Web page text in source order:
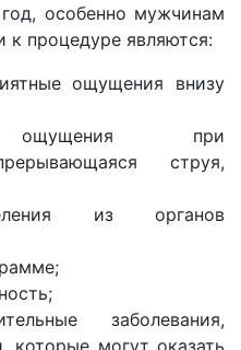
особенно мужчинам
к процедуре являются:
ощущения внизу
ощущения при
струя,
из органов
заболевания,
которые могут оказать